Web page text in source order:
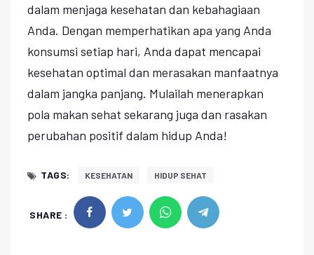
dalam menjaga kesehatan dan kebahagiaan
Anda. Dengan memperhatikan apa yang Anda
konsumsi setiap hari, Anda dapat mencapai
kesehatan optimal dan merasakan manfaatnya
dalam jangka panjang. Mulailah menerapkan
pola makan sehat sekarang juga dan rasakan
perubahan positif dalam hidup Anda!
TAGS: KESEHATAN HIDUP SEHAT
SHARE :